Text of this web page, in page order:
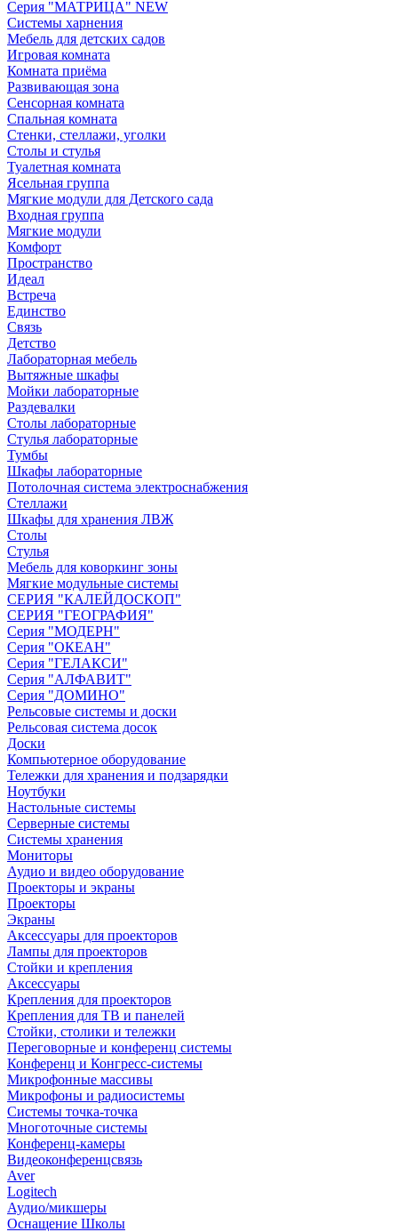
Серия "МАТРИЦА" NEW
Системы харнения
Мебель для детских садов
Игровая комната
Комната приёма
Развивающая зона
Сенсорная комната
Спальная комната
Стенки, стеллажи, уголки
Столы и стулья
Туалетная комната
Ясельная группа
Мягкие модули для Детского сада
Входная группа
Мягкие модули
Комфорт
Пространство
Идеал
Встреча
Единство
Связь
Детство
Лабораторная мебель
Вытяжные шкафы
Мойки лабораторные
Раздевалки
Столы лабораторные
Стулья лабораторные
Тумбы
Шкафы лабораторные
Потолочная система электроснабжения
Стеллажи
Шкафы для хранения ЛВЖ
Столы
Стулья
Мебель для коворкинг зоны
Мягкие модульные системы
СЕРИЯ "КАЛЕЙДОСКОП"
СЕРИЯ "ГЕОГРАФИЯ"
Серия "МОДЕРН"
Серия "ОКЕАН"
Серия "ГЕЛАКСИ"
Серия "АЛФАВИТ"
Серия "ДОМИНО"
Рельсовые системы и доски
Рельсовая система досок
Доски
Компьютерное оборудование
Тележки для хранения и подзарядки
Ноутбуки
Настольные системы
Серверные системы
Системы хранения
Мониторы
Аудио и видео оборудование
Проекторы и экраны
Проекторы
Экраны
Аксессуары для проекторов
Лампы для проекторов
Стойки и крепления
Аксессуары
Крепления для проекторов
Крепления для ТВ и панелей
Стойки, столики и тележки
Переговорные и конференц системы
Конференц и Конгресс-системы
Микрофонные массивы
Микрофоны и радиосистемы
Системы точка-точка
Многоточные системы
Конференц-камеры
Видеоконференцсвязь
Aver
Logitech
Аудио/микшеры
Оснащение Школы